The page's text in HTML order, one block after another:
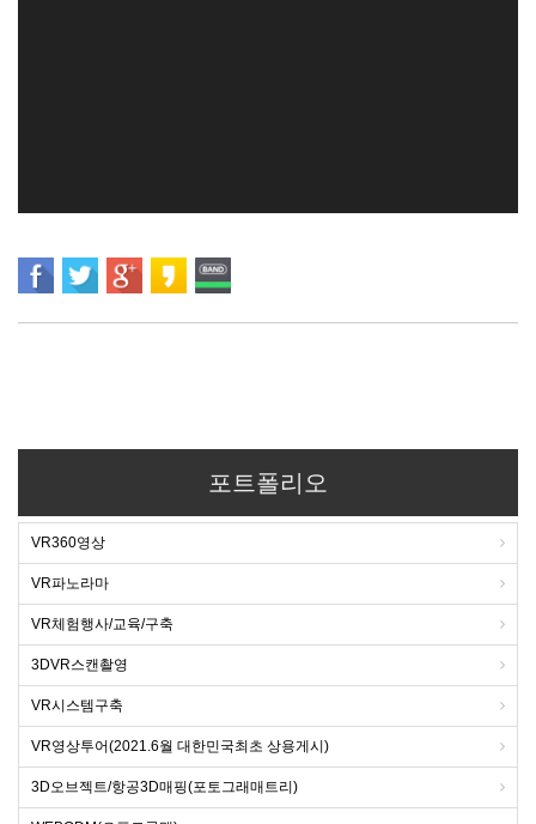
포트폴리오
VR360영상
VR파노라마
VR체험행사/교육/구축
3DVR스캔촬영
VR시스템구축
VR영상투어(2021.6월 대한민국최초 상용게시)
3D오브젝트/항공3D매핑(포토그래매트리)